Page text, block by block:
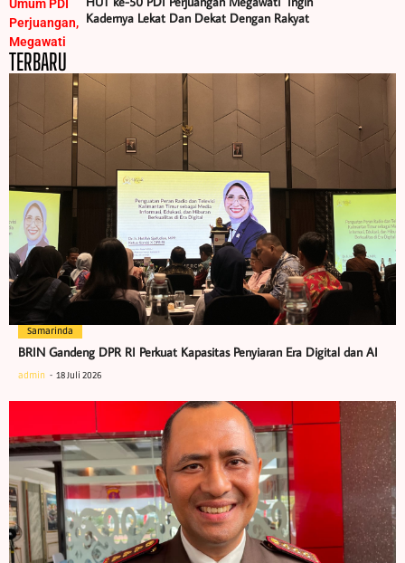
Kadernya Lekat Dan Dekat Dengan Rakyat
TERBARU
Samarinda
BRIN Gandeng DPR RI Perkuat Kapasitas Penyiaran Era Digital dan AI
admin 18 Juli 2026